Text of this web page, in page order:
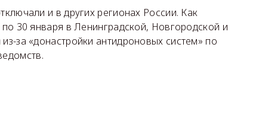
и в других регионах России. Как
30 января в Ленинградской, Новгородской и
за «донастройки антидроновых систем» по